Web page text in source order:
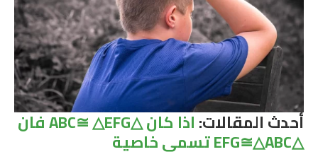
أحدث المقالات: اذا كان △ABC≅ △EFG فان
△EFG≅△ABC تسمى خاصية